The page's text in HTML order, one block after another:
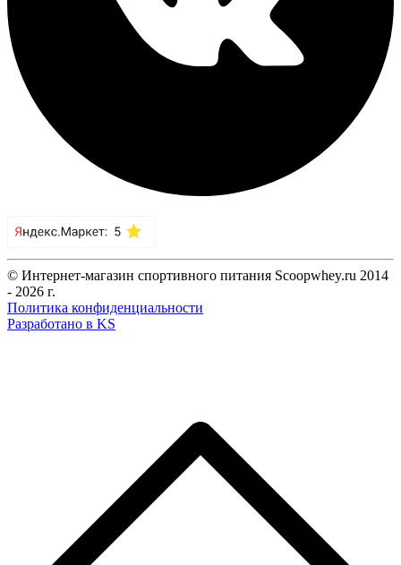
© Интернет-магазин спортивного питания Scoopwhey.ru 2014
- 2026 г.
Политика конфиденциальности
Разработано в KS